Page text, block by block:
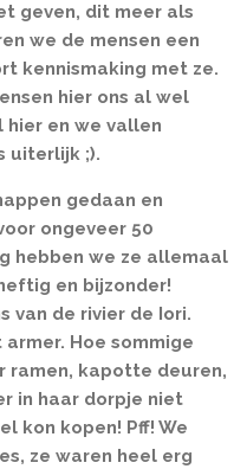
geven, dit meer als
we de mensen een
kennismaking met ze.
hier ons al wel
en we vallen
uiterlijk ;).
gedaan en
ongeveer 50
hebben we ze allemaal
en bijzonder!
van de rivier de Iori.
Hoe sommige
ramen, kapotte deuren,
in haar dorpje niet
kon kopen! Pff! We
ze waren heel erg